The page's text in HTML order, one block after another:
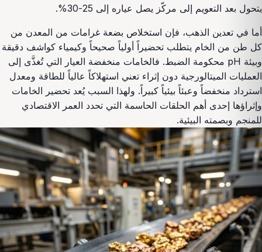
يتحول بعد التعويم إلى مركّز يصل عياره إلى 25-30%.
أما في تعدين الذهب، فإن استخلاص بضعة غرامات من المعدن من
كل طن من الخام يتطلب تحضيراً أولياً صحيحاً وكيمياء كواشف دقيقة
وبيئة pH محكومة الضبط. فالخامات منخفضة العيار التي تُغذَّى إلى
العمليات الميتالورجية دون إثراء تعني استهلاكاً عالياً للطاقة ومعدل
استرداد منخفضاً وعبئاً بيئياً كبيراً. ولهذا السبب يُعد تحضير الخامات
وإثراؤها إحدى أهم الحلقات الحاسمة التي تحدد العمر الاقتصادي
للمنجم وبصمته البيئية.